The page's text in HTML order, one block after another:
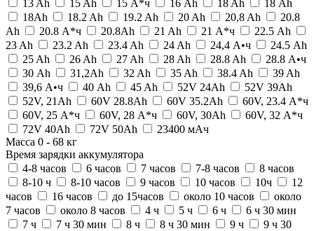
13 Ah
15 Ah 15 А*ч 16 Ah 18 Ah
18 Аh
18Ah
18.2 Ah 19.2 Ah 20 Ah 20,8 Ah
20.8
Ah
20.8 А*ч 20.8Ah 21 Ah 21 А*ч
22.5 Ah
23 Ah
23.2 Ah 23.4 Ah 24 Ah 24,4 А•ч
24.5 Ah
25 Ah
26 Ah 27 Ah 28 Ah 28.8 Ah
28.8 А•ч
30 Ah
31,2Ah 32 Ah 35 Ah 38.4 Ah
39 Ah
39,6 А•ч
40 Ah 45 Ah 52V 24Ah
52V 39Ah
52V, 21Ah
60V 28.8Ah 60V 35.2Ah
60V, 23.4 А*ч
60V, 25 А*ч
60V, 28 А*ч 60V, 30Ah
60V, 32 А*ч
72V 40Ah
72V 50Ah
23400 мАч
Масса 0 - 68 кг
Время зарядки аккумулятора
4-8 часов
6 часов 7 часов 7-8 часов
8 часов
8-10 ч
8-10 часов 9 часов 10 часов 10ч
12
часов
16 часов до 15часов около 10 часов
около
7 часов
около 8 часов 4 ч 5 ч 6 ч
6 ч 30 мин
7 ч
7 ч 30 мин 8 ч 8 ч 30 мин 9 ч
9 ч 30